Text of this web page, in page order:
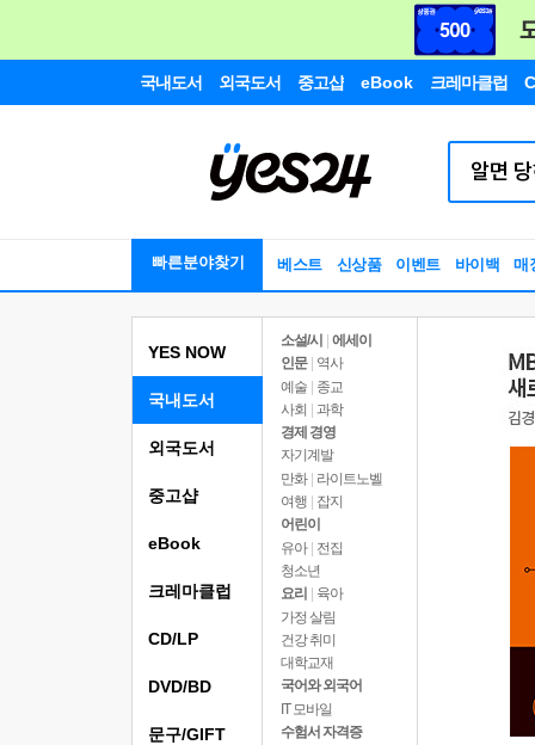
국내도서 외국도서 중고샵 eBook 크레마클럽
빠른분야찾기 베스트 신상품 이벤트 바이백 매
YES NOW
국내도서
소설/시
에세이
인문
역사
예술 | 종교
사회 | 과학
경제 경영
자기계발
만화 | 라이트노벨
여행
잡지
어린이
유아 | 전집
청소년
요리
육아
가정 살림
건강 취미
대학교재
국어와 외국어
IT 모바일
수험서 자격증
외국도서
중고샵
eBook
크레마클럽
CD/LP
DVD/BD
문구/GIFT